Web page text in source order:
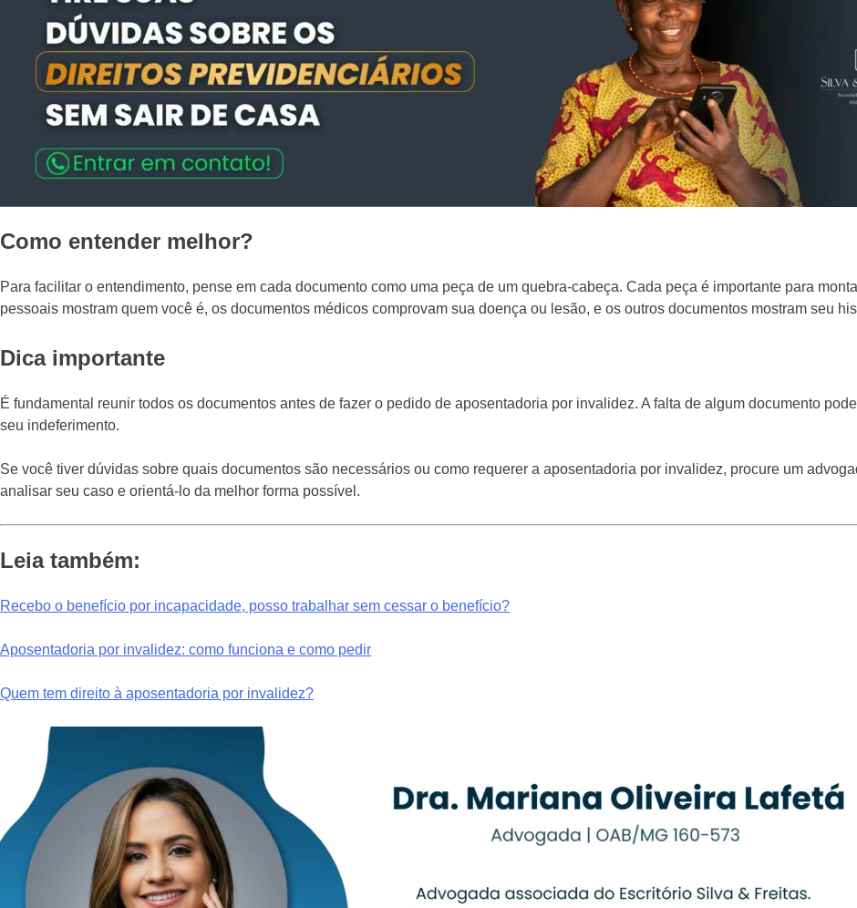
Como entender melhor?
Para facilitar o entendimento, pense em cada documento como uma peça de um quebra-cabeça. Cada peça é importante para
pessoais mostram quem você é, os documentos médicos comprovam sua doença ou lesão, e os outros documentos mostram seu
Dica importante
É fundamental reunir todos os documentos antes de fazer o pedido de aposentadoria por invalidez. A falta de algum documento
seu indeferimento.
Se você tiver dúvidas sobre quais documentos são necessários ou como requerer a aposentadoria por invalidez, procure um
analisar seu caso e orientá-lo da melhor forma possível.
Leia também:
Recebo o benefício por incapacidade, posso trabalhar sem cessar o benefício?
Aposentadoria por invalidez: como funciona e como pedir
Quem tem direito à aposentadoria por invalidez?